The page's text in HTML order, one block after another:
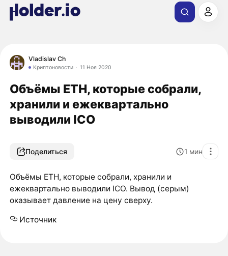
Vladislav Ch
Криптоновости 11 Ноя 2020
Объёмы ETH, которые собрали,
хранили и ежеквартально
выводили ICO
Поделиться 1 мин
Объёмы ETH, которые собрали, хранили и
ежеквартально выводили ICO. Вывод (серым)
оказывает давление на цену сверху.
Источник